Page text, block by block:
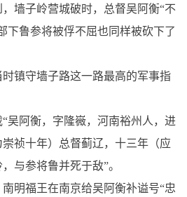
墙子岭营城破时，总督吴阿衡“不
下鲁参将被俘不屈也同样被砍下了
镇守墙子路这一路最高的军事指
吴阿衡，字隆嶶，河南裕州人，进
祯十年）总督蓟辽，十三年（应
与参将鲁并死于敌”。
明福王在南京给吴阿衡补谥号“忠